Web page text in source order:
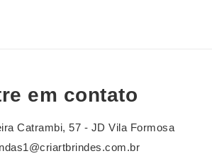
em contato
Catrambi, 57 - JD Vila Formosa